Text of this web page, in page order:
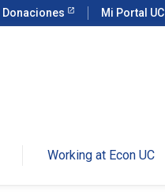
Donaciones Mi Portal UC
Working at Econ UC